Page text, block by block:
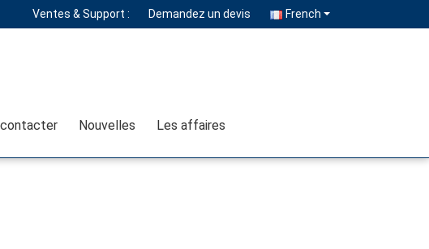
Ventes & Support : Demandez un devis French
Nouvelles Les affaires